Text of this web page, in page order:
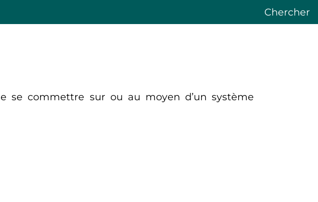
Chercher
se commettre sur ou au moyen d’un système